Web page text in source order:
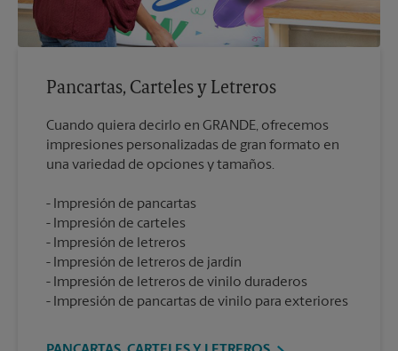
Pancartas, Carteles y Letreros
Cuando quiera decirlo en GRANDE, ofrecemos
impresiones personalizadas de gran formato en
Impresión de pancartas
Impresión de carteles
Impresión de letreros
Impresión de letreros de jardín
Impresión de letreros de vinilo duraderos
Impresión de pancartas de vinilo para exteriores